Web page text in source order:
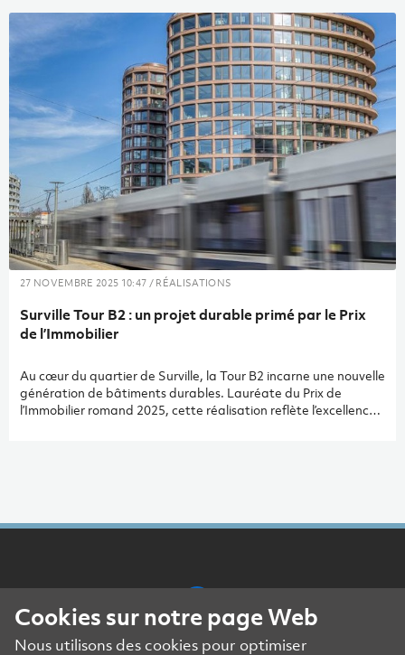
l’environnement. Sylvain Ferretti, Directeur général de l’Office
de l’urbanisme, nous livre son passionnant état des lieux de la
planification urbaine et énergétique de la cité de Calvin.
27 NOVEMBRE 2025 10:47 / RÉALISATIONS
Surville Tour B2 : un projet durable primé par le Prix
de l’Immobilier
Au cœur du quartier de Surville, la Tour B2 incarne une nouvelle
génération de bâtiments durables. Lauréate du Prix de
l’Immobilier romand 2025, cette réalisation reflète l’excellence
Mentions légales
Cookies sur notre page Web
Nous utilisons des cookies pour optimiser